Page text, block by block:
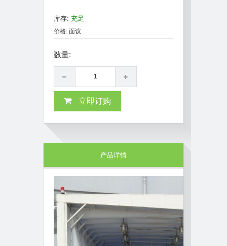
库存: 充足
价格: 面议
数量:
立即订购
产品详情